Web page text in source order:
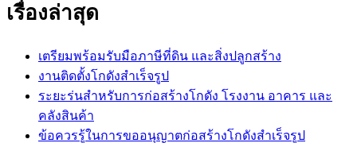
เรื่องล่าสุด
เตรียมพร้อมรับมือภาษีที่ดิน และสิ่งปลูกสร้าง
งานติดตั้งโกดังสำเร็จรูป
ระยะร่นสำหรับการก่อสร้างโกดัง โรงงาน อาคาร และ
คลังสินค้า
ข้อควรรู้ในการขออนุญาตก่อสร้างโกดังสำเร็จรูป